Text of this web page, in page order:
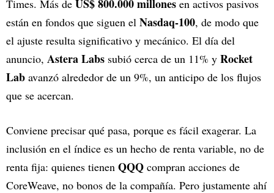
Times. Más de US$ 800.000 millones en activos pasivos
están en fondos que siguen el Nasdaq-100, de modo que
el ajuste resulta significativo y mecánico. El día del
anuncio, Astera Labs subió cerca de un 11% y Rocket
Lab avanzó alrededor de un 9%, un anticipo de los flujos
que se acercan.
Conviene precisar qué pasa, porque es fácil exagerar. La
inclusión en el índice es un hecho de renta variable, no de
renta fija: quienes tienen QQQ compran acciones de
CoreWeave, no bonos de la compañía. Pero justamente ahí